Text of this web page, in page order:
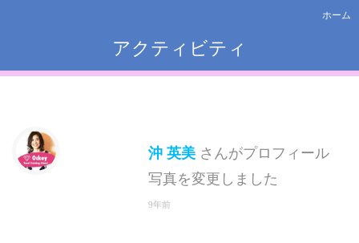
アクティビティ
ホーム
沖 英美 さんがプロフィール
写真を変更しました
9年前